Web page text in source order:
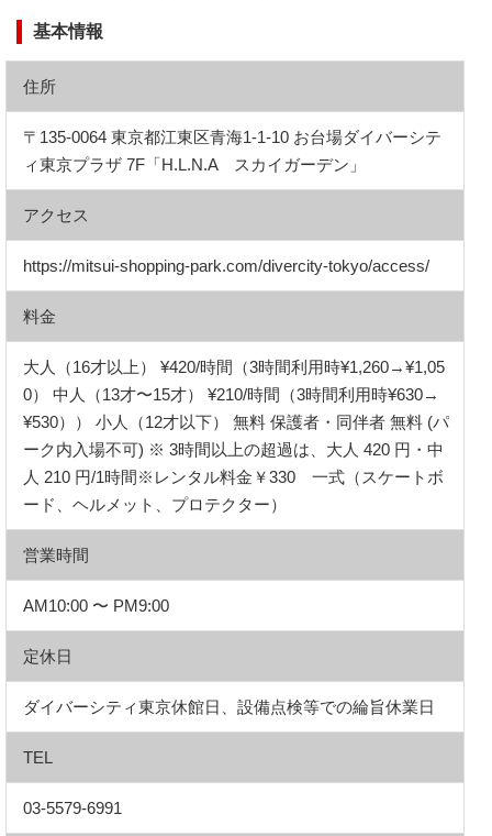
基本情報
住所
〒135-0064 東京都江東区青海1-1-10 お台場ダイバーシテ
ィ東京プラザ 7F「H.L.N.A スカイガーデン」
アクセス
https://mitsui-shopping-park.com/divercity-tokyo/access/
料金
大人（16才以上） ¥420/時間（3時間利用時¥1,260→¥1,05
0） 中人（13才〜15才） ¥210/時間（3時間利用時¥630→
¥530）） 小人（12才以下） 無料 保護者・同伴者 無料 (パ
ーク内入場不可) ※ 3時間以上の超過は、大人 420 円・中
人 210 円/1時間※レンタル料金￥330 一式（スケートボ
ード、ヘルメット、プロテクター）
営業時間
AM10:00 〜 PM9:00
定休日
ダイバーシティ東京休館日、設備点検等での綸旨休業日
TEL
03-5579-6991